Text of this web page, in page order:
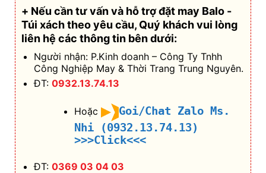
+ Nếu cần tư vấn và hỗ trợđặt may Balo -
Túi xách theo yêu cầu, Quý khách vui lòng
liên hệ các thông tin bên dưới:
Người nhận: P.Kinh doanh – Công Ty Tnhh
Công Nghiệp May & Thời Trang Trung Nguyên.
ĐT: 0932.13.74.13
Hoặc
Goi/Chat Zalo Ms.
Nhi (0932.13.74.13)
>>>Click<<<
ĐT: 0369 03 04 03